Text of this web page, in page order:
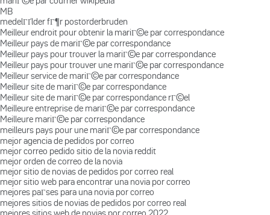
MB
medelГҐlder fГ¶r postorderbruden
Meilleur endroit pour obtenir la mariГ©e par correspondance
Meilleur pays de mariГ©e par correspondance
Meilleur pays pour trouver la mariГ©e par correspondance
Meilleur pays pour trouver une mariГ©e par correspondance
Meilleur service de mariГ©e par correspondance
Meilleur site de mariГ©e par correspondance
Meilleur site de mariГ©e par correspondance rГ©el
Meilleure entreprise de mariГ©e par correspondance
Meilleure mariГ©e par correspondance
meilleurs pays pour une mariГ©e par correspondance
mejor agencia de pedidos por correo
mejor correo pedido sitio de la novia reddit
mejor orden de correo de la novia
mejor sitio de novias de pedidos por correo real
mejor sitio web para encontrar una novia por correo
mejores paГ­ses para una novia por correo
mejores sitios de novias de pedidos por correo real
mejores sitios web de novias por correo 2022